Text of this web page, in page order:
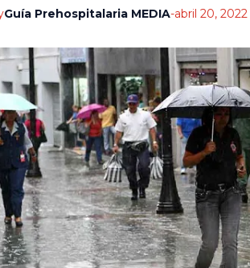
Guía Prehospitalaria MEDIA-abril 20, 2022